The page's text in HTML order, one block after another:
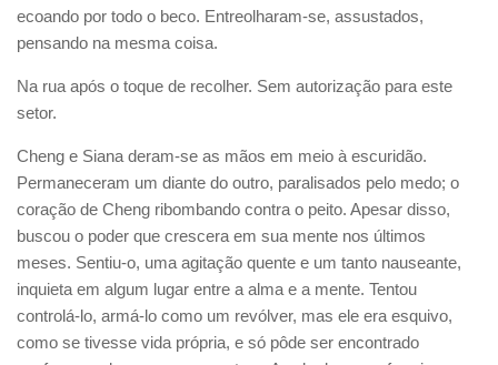
ecoando por todo o beco. Entreolharam-se, assustados,
pensando na mesma coisa.
Na rua após o toque de recolher. Sem autorização para este
setor.
Cheng e Siana deram-se as mãos em meio à escuridão.
Permaneceram um diante do outro, paralisados pelo medo; o
coração de Cheng ribombando contra o peito. Apesar disso,
buscou o poder que crescera em sua mente nos últimos
meses. Sentiu-o, uma agitação quente e um tanto nauseante,
inquieta em algum lugar entre a alma e a mente. Tentou
controlá-lo, armá-lo como um revólver, mas ele era esquivo,
como se tivesse vida própria, e só pôde ser encontrado